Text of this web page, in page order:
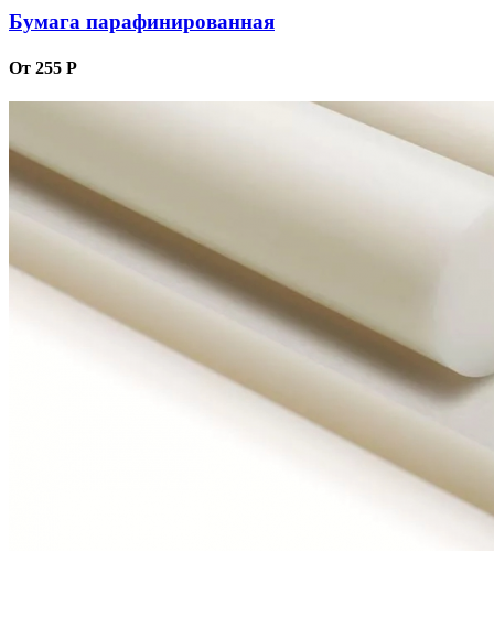
Бумага парафинированная
От 255 Р